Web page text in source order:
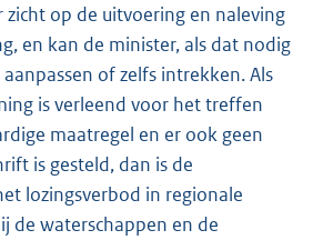
op de uitvoering en naleving
en kan de minister, als dat nodig
of zelfs intrekken. Als
is verleend voor het treffen
maatregel en er ook geen
is gesteld, dan is de
lozingsverbod in regionale
de waterschappen en de